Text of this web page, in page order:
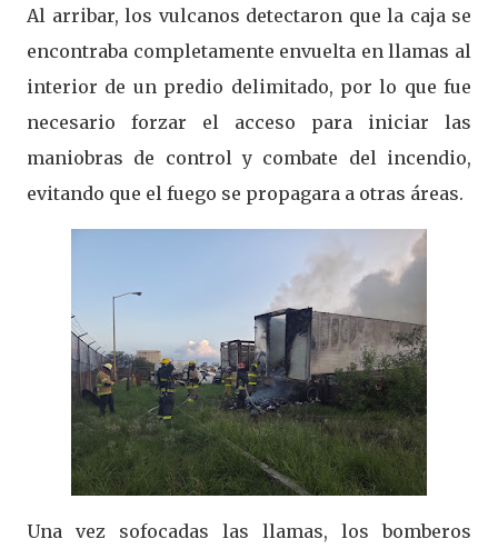
Al arribar, los vulcanos detectaron que la caja se
encontraba completamente envuelta en llamas al
interior de un predio delimitado, por lo que fue
necesario forzar el acceso para iniciar las
maniobras de control y combate del incendio,
evitando que el fuego se propagara a otras áreas.
Una vez sofocadas las llamas, los bomberos